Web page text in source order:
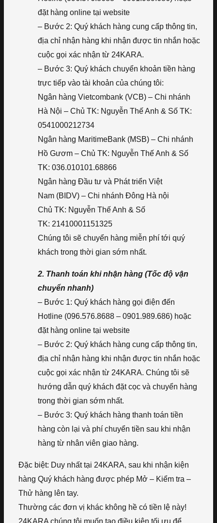
đặt hàng online tại website
– Bước 2: Quý khách hàng cung cấp thông tin,
địa chỉ nhận hàng khi nhận được tin nhắn hoặc
cuộc gọi xác nhận từ 24KARA.
– Bước 3: Quý khách chuyển khoản tiền hàng
trực tiếp vào tài khoản của chúng tôi:
Ngân hàng Vietcombank (VCB) – Chi nhánh
Hà Nội – Chủ TK: Nguyễn Thế Anh & Số TK:
0541000212734
Ngân hàng MaritimeBank (MSB) – Chi nhánh
Hồ Gươm – Chủ TK: Nguyễn Thế Anh & Số
TK: 036.010101.68866
Ngân hàng Đầu tư và Phát triển Việt
Nam (BIDV) – Chi nhánh Đông Hà nội
Chủ TK: Nguyễn Thế Anh & Số
TK: 21410001151325
Chúng tôi sẽ chuyển hàng miễn phí tới quý
khách trong thời gian sớm nhất.
2. Thanh toán khi nhận hàng (Tốc độ vận
chuyển nhanh)
– Bước 1: Quý khách hàng gọi điện đến
Hotline (096.576.8688 – 0901.989.686) hoặc
đặt hàng online tại website
– Bước 2: Quý khách hàng cung cấp thông tin,
địa chỉ nhận hàng khi nhận được tin nhắn hoặc
cuộc gọi xác nhận từ 24KARA. Chúng tôi sẽ
hướng dẫn quý khách đặt cọc và chuyển hàng
trong thời gian sớm nhất.
– Bước 3: Quý khách hàng thanh toán tiền
hàng còn lại và phí chuyển tiền sau khi nhận
hàng từ nhân viên giao hàng.
Đặc biệt: Duy nhất tại 24KARA, sau khi nhận kiện
hàng Quý khách hàng được phép Mở – Kiểm tra –
Thử hàng lên tay.
Thường các đơn vị khác không hề có tiền lệ này!
24KARA chúng tôi muốn tạo điều kiện tối ưu để